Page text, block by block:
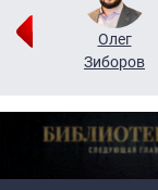
Олег
Зиборов